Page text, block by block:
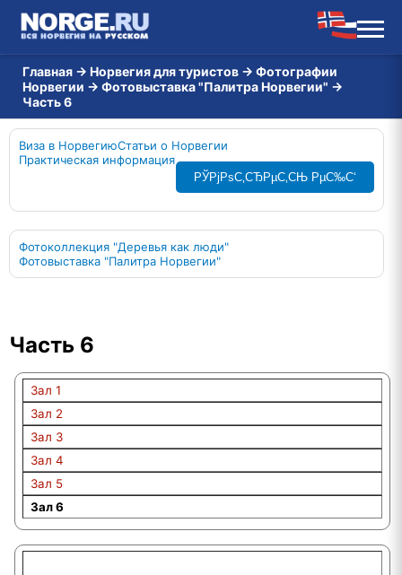
Главная → Норвегия для туристов → Фотографии
Норвегии → Фотовыставка "Палитра Норвегии" →
Часть 6
Виза в НорвегиюСтатьи о Норвегии
Практическая информация
РЎРјРѕС‚СЂРµС‚СЊ РµС‰С‘
Фотоколлекция "Деревья как люди"
Фотовыставка "Палитра Норвегии"
Часть 6
Зал 1
Зал 2
Зал 3
Зал 4
Зал 5
Зал 6